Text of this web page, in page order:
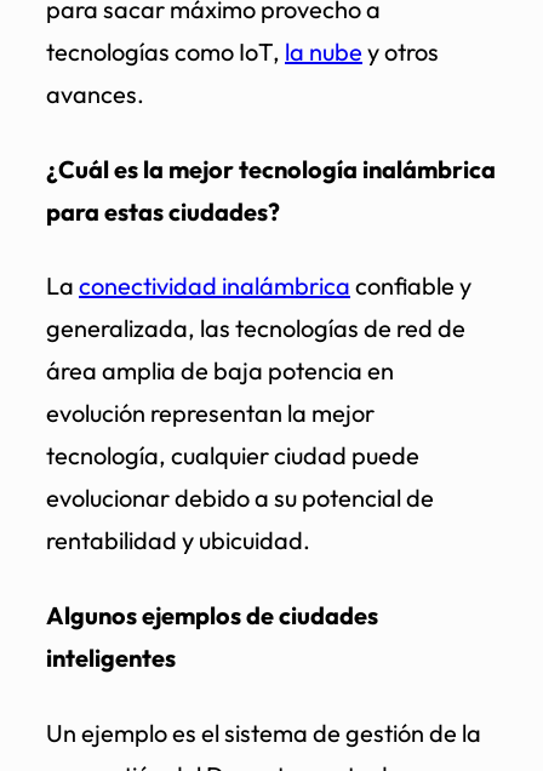
para sacar máximo provecho a
tecnologías como IoT, la nube y otros
avances.
¿Cuál es la mejor tecnología inalámbrica
para estas ciudades?
La conectividad inalámbrica confiable y
generalizada, las tecnologías de red de
área amplia de baja potencia en
evolución representan la mejor
tecnología, cualquier ciudad puede
evolucionar debido a su potencial de
rentabilidad y ubicuidad.
Algunos ejemplos de ciudades
inteligentes
Un ejemplo es el sistema de gestión de la